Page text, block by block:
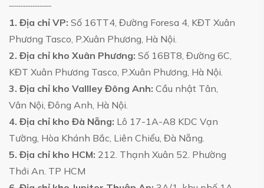
------------------
1. Địa chỉ VP: Số 16TT4, Đường Foresa 4, KĐT Xuân
Phương Tasco, P.Xuân Phương, Hà Nội.
2. Địa chỉ kho Xuân Phương: Số 16BT8, Đường 6C,
KĐT Xuân Phương Tasco, P.Xuân Phương, Hà Nội.
3. Địa chỉ kho Vallley Đông Anh: Cầu nhật Tân,
Vân Nội, Đông Anh, Hà Nội.
4. Địa chỉ kho Đà Nẵng: Lô 17-1A-A8 KDC Vạn
Tường, Hòa Khánh Bắc, Liên Chiểu, Đà Nẵng.
5. Địa chỉ kho HCM: 212. Thạnh Xuân 52. Phường
Thới An. TP HCM